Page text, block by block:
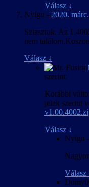
Válasz ↓
Nyigu - 2020.
Sziasztok. Az
nem
Válasz ↓
szerint:
Korábbi
jelek szerint
Válasz ↓
Nyigu -
Válasz